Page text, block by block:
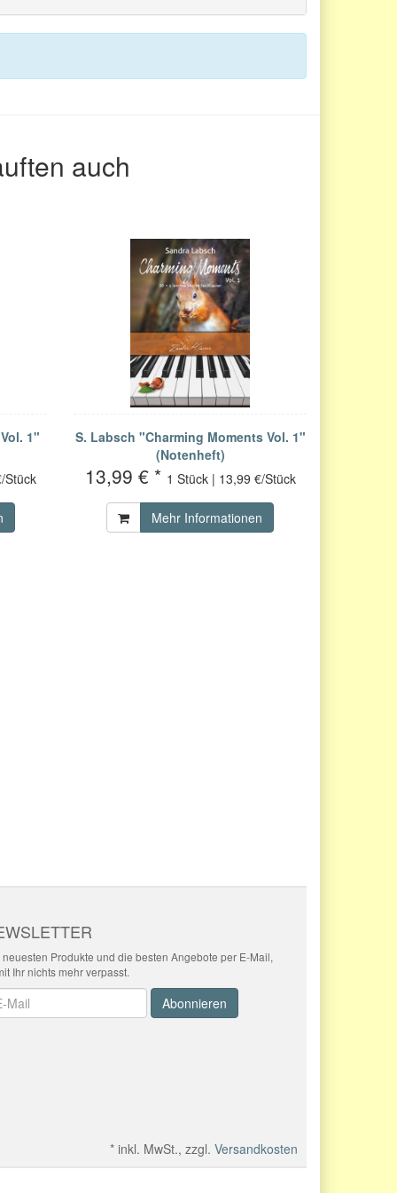
auch
1"
Stück
S. Labsch "Charming Moments Vol. 1"
(Notenheft)
13,99 € * 1 Stück | 13,99 €/Stück
Mehr Informationen
neuesten Produkte und die besten Angebote per E-Mail,
Ihr nichts mehr verpasst.
Abonnieren
* inkl. MwSt., zzgl. Versandkosten